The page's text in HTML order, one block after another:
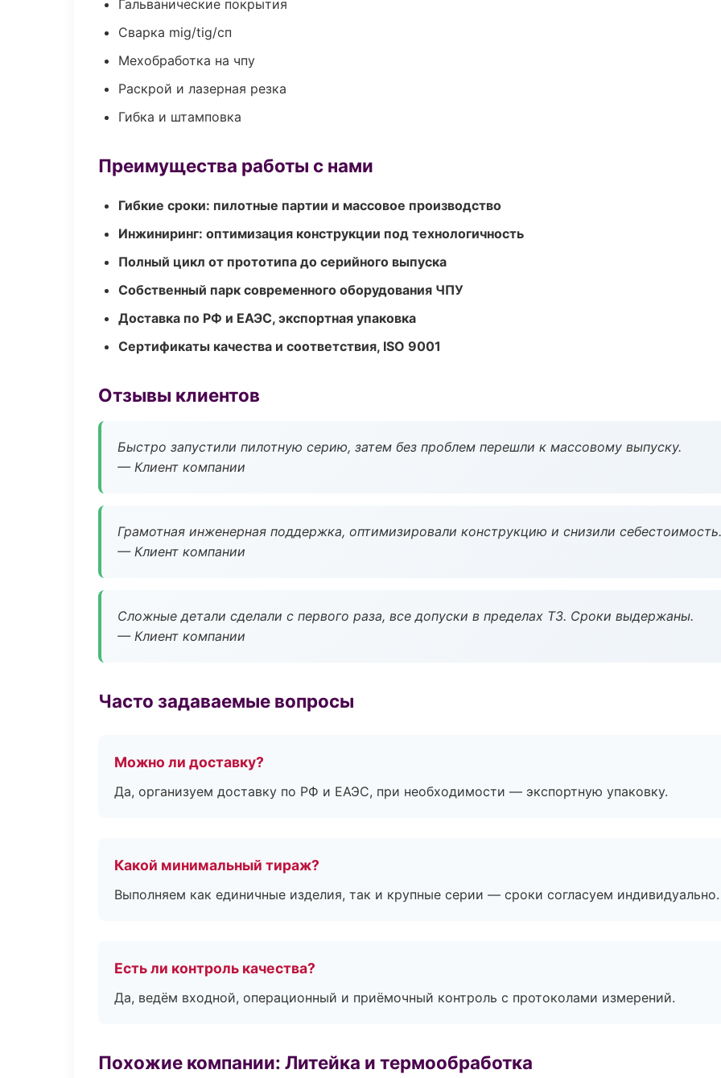
Гальванические покрытия
Сварка mig/tig/сп
Мехобработка на чпу
Раскрой и лазерная резка
Гибка и штамповка
Преимущества работы с нами
Гибкие сроки: пилотные партии и массовое производство
Инжиниринг: оптимизация конструкции под технологичность
Полный цикл от прототипа до серийного выпуска
Собственный парк современного оборудования ЧПУ
Доставка по РФ и ЕАЭС, экспортная упаковка
Сертификаты качества и соответствия, ISO 9001
Отзывы клиентов
Быстро запустили пилотную серию, затем без проблем перешли к массовому выпуску.
— Клиент компании
Грамотная инженерная поддержка, оптимизировали конструкцию и снизили себестоимость.
— Клиент компании
Сложные детали сделали с первого раза, все допуски в пределах ТЗ. Сроки выдержаны.
— Клиент компании
Часто задаваемые вопросы
Можно ли доставку?
Да, организуем доставку по РФ и ЕАЭС, при необходимости — экспортную упаковку.
Какой минимальный тираж?
Выполняем как единичные изделия, так и крупные серии — сроки согласуем индивидуально.
Есть ли контроль качества?
Да, ведём входной, операционный и приёмочный контроль с протоколами измерений.
Похожие компании: Литейка и термообработка